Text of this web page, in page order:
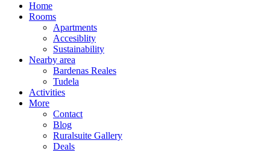
Home
Rooms
Apartments
Accesiblity
Sustainability
Nearby area
Bardenas Reales
Tudela
Activities
More
Contact
Blog
Ruralsuite Gallery
Deals